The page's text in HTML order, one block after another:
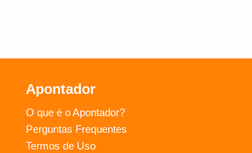
Apontador
O que é o Apontador?
Perguntas Frequentes
Termos de Uso